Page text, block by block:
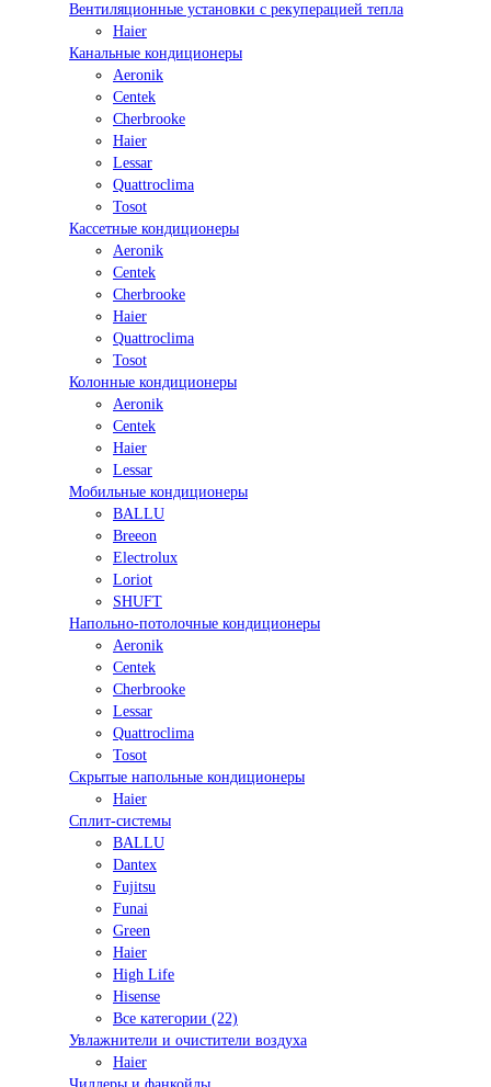
Вентиляционные установки с рекуперацией тепла
Haier
Канальные кондиционеры
Aeronik
Centek
Cherbrooke
Haier
Lessar
Quattroclima
Tosot
Кассетные кондиционеры
Aeronik
Centek
Cherbrooke
Haier
Quattroclima
Tosot
Колонные кондиционеры
Aeronik
Centek
Haier
Lessar
Мобильные кондиционеры
BALLU
Breeon
Electrolux
Loriot
SHUFT
Напольно-потолочные кондиционеры
Aeronik
Centek
Cherbrooke
Lessar
Quattroclima
Tosot
Скрытые напольные кондиционеры
Haier
Сплит-системы
BALLU
Dantex
Fujitsu
Funai
Green
Haier
High Life
Hisense
Все категории (22)
Увлажнители и очистители воздуха
Haier